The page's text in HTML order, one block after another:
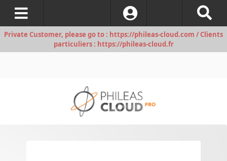
Private Customer, please go to : https://phileas-cloud.com / Clients
particuliers : https://phileas-cloud.fr
S’identifier